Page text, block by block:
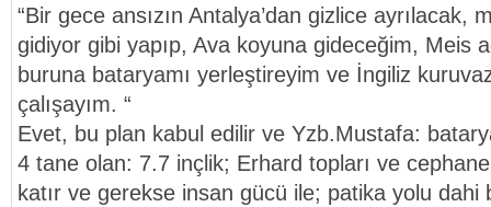
“Bir gece ansızın Antalya’dan gizlice ayrılacak,
gidiyor gibi yapıp, Ava koyuna gideceğim, Meis
buruna bataryamı yerleştireyim ve İngiliz
çalışayım. “
Evet, bu plan kabul edilir ve Yzb.Mustafa:
4 tane olan: 7.7 inçlik; Erhard topları ve
katır ve gerekse insan gücü ile; patika yolu dahi